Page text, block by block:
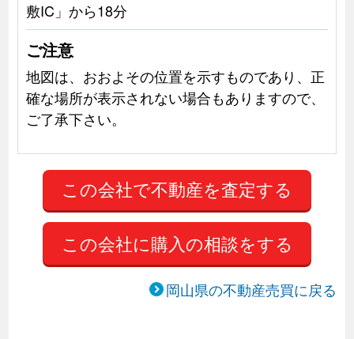
敷IC」から18分
ご注意
地図は、おおよその位置を示すものであり、正
確な場所が表示されない場合もありますので、
ご了承下さい。
この会社に購入の相談をする
岡山県の不動産売買に戻る